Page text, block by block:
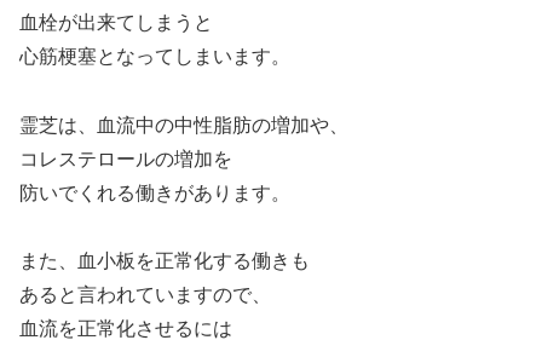
血栓が出来てしまうと
心筋梗塞となってしまいます。
霊芝は、血流中の中性脂肪の増加や、
コレステロールの増加を
防いでくれる働きがあります。
また、血小板を正常化する働きも
あると言われていますので、
血流を正常化させるには